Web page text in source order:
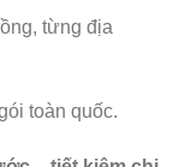
từng địa
toàn quốc.